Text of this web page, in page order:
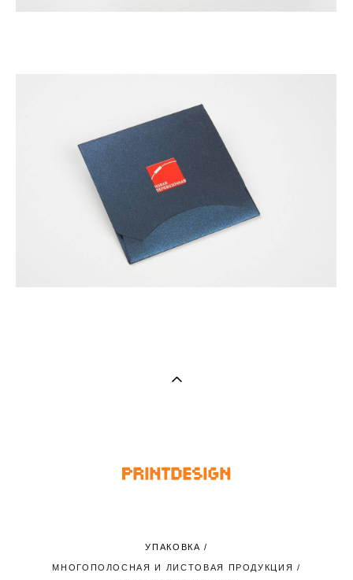
УПАКОВКА /
МНОГОПОЛОСНАЯ И ЛИСТОВАЯ ПРОДУКЦИЯ /